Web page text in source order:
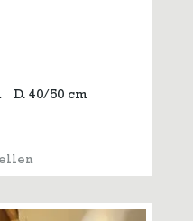
D. 40/50 cm